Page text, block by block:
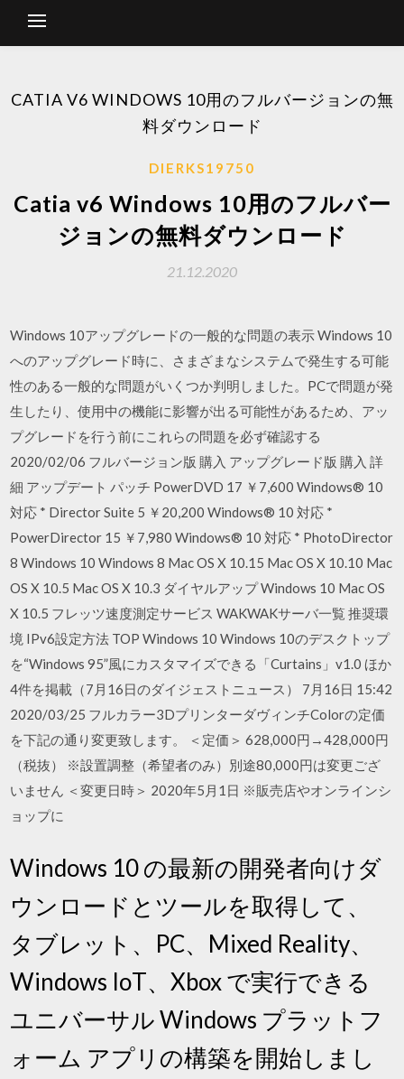
CATIA V6 WINDOWS 10用のフルバージョンの無
料ダウンロード
DIERKS19750
Catia v6 Windows 10用のフルバー
ジョンの無料ダウンロード
21.12.2020
Windows 10アップグレードの一般的な問題の表示 Windows 10
へのアップグレード時に、さまざまなシステムで発生する可能
性のある一般的な問題がいくつか判明しました。PCで問題が発
生したり、使用中の機能に影響が出る可能性があるため、アッ
プグレードを行う前にこれらの問題を必ず確認する
2020/02/06 フルバージョン版 購入 アップグレード版 購入 詳
細 アップデート パッチ PowerDVD 17 ￥7,600 Windows® 10
対応 * Director Suite 5 ￥20,200 Windows® 10 対応 *
PowerDirector 15 ￥7,980 Windows® 10 対応 * PhotoDirector
8 Windows 10 Windows 8 Mac OS X 10.15 Mac OS X 10.10 Mac
OS X 10.5 Mac OS X 10.3 ダイヤルアップ Windows 10 Mac OS
X 10.5 フレッツ速度測定サービス WAKWAKサーバ一覧 推奨環
境 IPv6設定方法 TOP Windows 10 Windows 10のデスクトップ
を“Windows 95”風にカスタマイズできる「Curtains」v1.0 ほか
4件を掲載（7月16日のダイジェストニュース） 7月16日 15:42
2020/03/25 フルカラー3DプリンターダヴィンチColorの定価
を下記の通り変更致します。 ＜定価＞ 628,000円→428,000円
（税抜） ※設置調整（希望者のみ）別途80,000円は変更ござ
いません ＜変更日時＞ 2020年5月1日 ※販売店やオンラインシ
ョップに
Windows 10 の最新の開発者向けダ
ウンロードとツールを取得して、
タブレット、PC、Mixed Reality、
Windows IoT、Xbox で実行できる
ユニバーサル Windows プラットフ
ォーム アプリの構築を開始しまし